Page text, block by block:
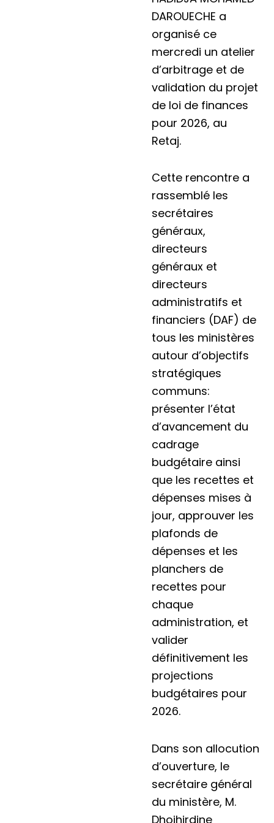
DAROUECHE a
organisé ce
mercredi un atelier
d’arbitrage et de
validation du projet
de loi de finances
pour 2026, au
Retaj.
Cette rencontre a
rassemblé les
secrétaires
généraux,
directeurs
généraux et
directeurs
administratifs et
financiers (DAF) de
tous les ministères
autour d’objectifs
stratégiques
communs:
présenter l’état
d’avancement du
cadrage
budgétaire ainsi
que les recettes et
dépenses mises à
jour, approuver les
plafonds de
dépenses et les
planchers de
recettes pour
chaque
administration, et
valider
définitivement les
projections
budgétaires pour
2026.
Dans son allocution
d’ouverture, le
secrétaire général
du ministère, M.
Dhoihirdine